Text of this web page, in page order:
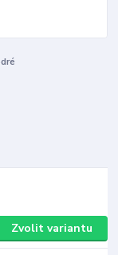
Zvolit variantu